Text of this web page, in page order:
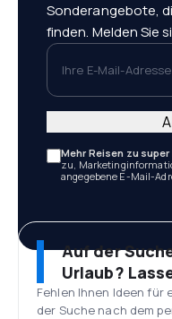
Sonderangebote,
finden. Melden Sie
Ihre E-Mail-Adresse
Mehr Reisen zu
zu,
angegebene E-Mail-
Auf der
Urlaub?
Fehlen Ihnen Ideen für
der Suche nach dem